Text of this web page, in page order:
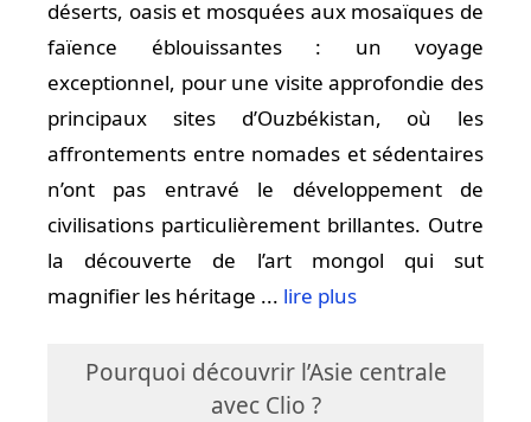
déserts, oasis et mosquées aux mosaïques de
faïence éblouissantes : un voyage
exceptionnel, pour une visite approfondie des
principaux sites d’Ouzbékistan, où les
affrontements entre nomades et sédentaires
n’ont pas entravé le développement de
civilisations particulièrement brillantes. Outre
la découverte de l’art mongol qui sut
magnifier les héritage ... lire plus
Pourquoi découvrir l’Asie centrale
avec Clio ?